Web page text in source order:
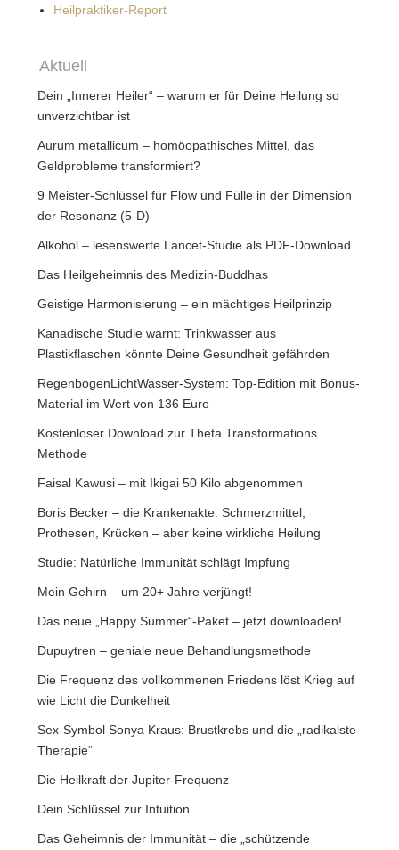
Heilpraktiker-Report
Aktuell
Dein „Innerer Heiler“ – warum er für Deine Heilung so
unverzichtbar ist
Aurum metallicum – homöopathisches Mittel, das
Geldprobleme transformiert?
9 Meister-Schlüssel für Flow und Fülle in der Dimension
der Resonanz (5-D)
Alkohol – lesenswerte Lancet-Studie als PDF-Download
Das Heilgeheimnis des Medizin-Buddhas
Geistige Harmonisierung – ein mächtiges Heilprinzip
Kanadische Studie warnt: Trinkwasser aus
Plastikflaschen könnte Deine Gesundheit gefährden
RegenbogenLichtWasser-System: Top-Edition mit Bonus-
Material im Wert von 136 Euro
Kostenloser Download zur Theta Transformations
Methode
Faisal Kawusi – mit Ikigai 50 Kilo abgenommen
Boris Becker – die Krankenakte: Schmerzmittel,
Prothesen, Krücken – aber keine wirkliche Heilung
Studie: Natürliche Immunität schlägt Impfung
Mein Gehirn – um 20+ Jahre verjüngt!
Das neue „Happy Summer“-Paket – jetzt downloaden!
Dupuytren – geniale neue Behandlungsmethode
Die Frequenz des vollkommenen Friedens löst Krieg auf
wie Licht die Dunkelheit
Sex-Symbol Sonya Kraus: Brustkrebs und die „radikalste
Therapie“
Die Heilkraft der Jupiter-Frequenz
Dein Schlüssel zur Intuition
Das Geheimnis der Immunität – die „schützende